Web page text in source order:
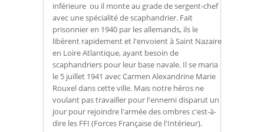
inférieure ou il monte au grade de sergent-chef
avec une spécialité de scaphandrier. Fait
prisonnier en 1940 par les allemands, ils le
libèrent rapidement et l'envoient à Saint Nazaire
en Loire Atlantique, ayant besoin de
scaphandriers pour leur base navale. Il se maria
le 5 juillet 1941 avec Carmen Alexandrine Marie
Rouxel dans cette ville. Mais notre héros ne
voulant pas travailler pour l'ennemi disparut un
jour pour rejoindre l'armée des ombres c'est-à-
dire les FFI (Forces Française de l'Intérieur).